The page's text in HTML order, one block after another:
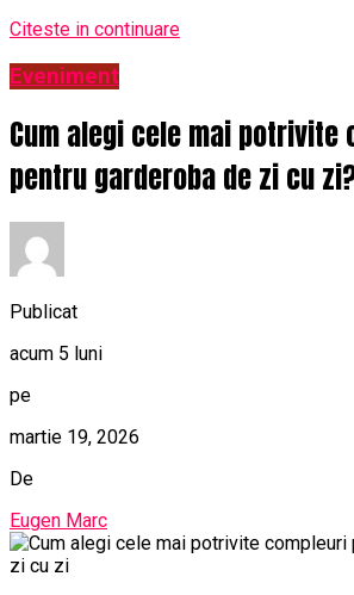
Citeste in continuare
Eveniment
Cum alegi cele mai potrivite
pentru garderoba de zi cu
Publicat
acum 5 luni
pe
martie 19, 2026
De
Eugen Marc